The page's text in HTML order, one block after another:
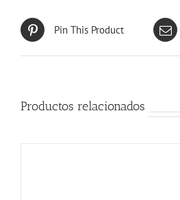
Pin This Product
Productos relacionados